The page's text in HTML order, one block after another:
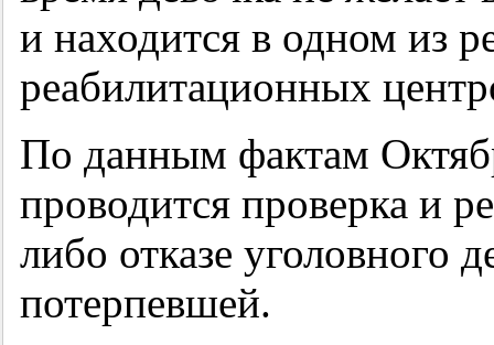
и находится в одном из
реабилитационных
По данным фактам
проводится проверка и
либо отказе уголовного
потерпевшей.